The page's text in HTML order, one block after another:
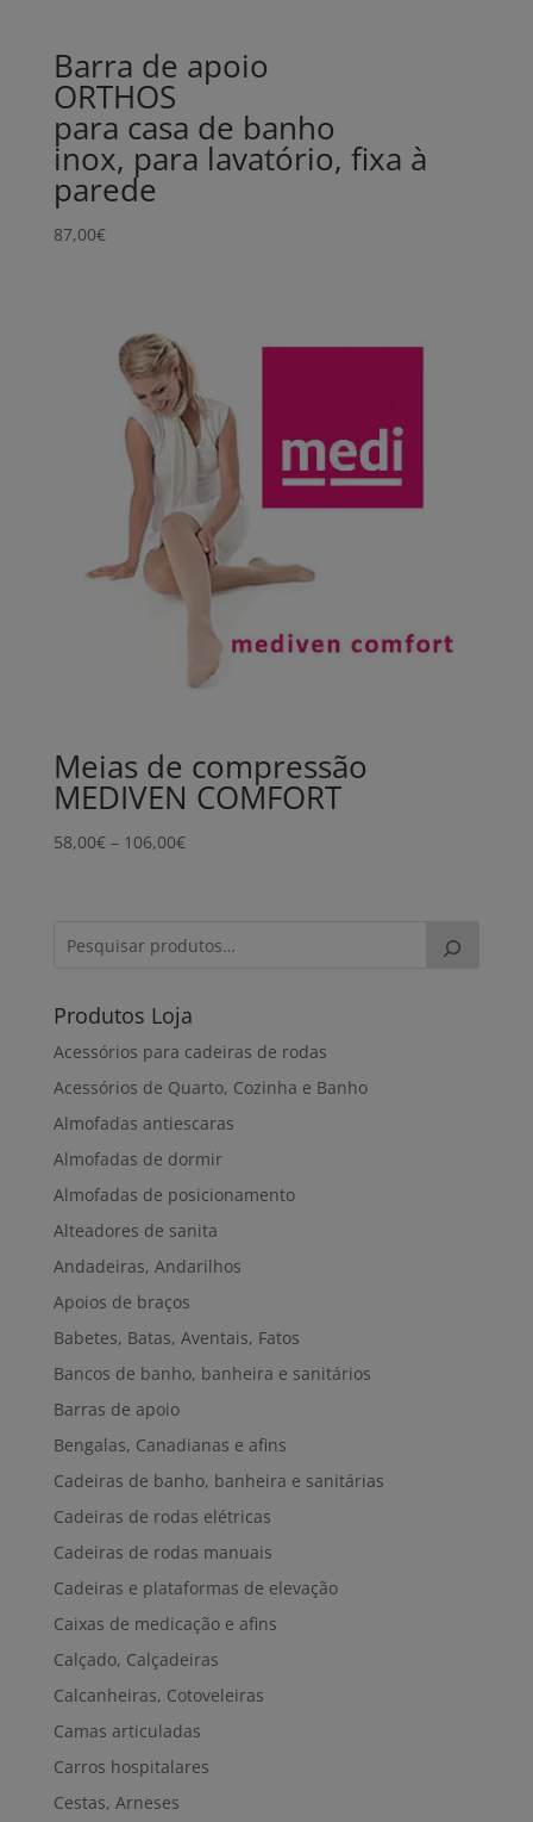
Barra de apoio
ORTHOS
para casa de banho
inox, para lavatório, fixa à
parede
87,00€
Meias de compressão
MEDIVEN COMFORT
58,00€ – 106,00€Price
106,00€
Produtos Loja
Acessórios para cadeiras de rodas
Acessórios de Quarto, Cozinha e Banho
Almofadas antiescaras
Almofadas de dormir
Almofadas de posicionamento
Alteadores de sanita
Andadeiras, Andarilhos
Apoios de braços
Babetes, Batas, Aventais, Fatos
Bancos de banho, banheira e sanitários
Barras de apoio
Bengalas, Canadianas e afins
Cadeiras de banho, banheira e sanitárias
Cadeiras de rodas elétricas
Cadeiras de rodas manuais
Cadeiras e plataformas de elevação
Caixas de medicação e afins
Calçado, Calçadeiras
Calcanheiras, Cotoveleiras
Camas articuladas
Carros hospitalares
Cestas, Arneses